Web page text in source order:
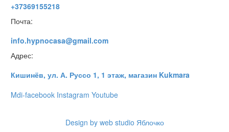
+37369155218
Почта:
info.hypnocasa@gmail.com
Адрес:
Кишинёв, ул. А. Руссо 1, 1 этаж, магазин Kukmara
Mdi-facebook Instagram Youtube
Design by web studio Яблочко